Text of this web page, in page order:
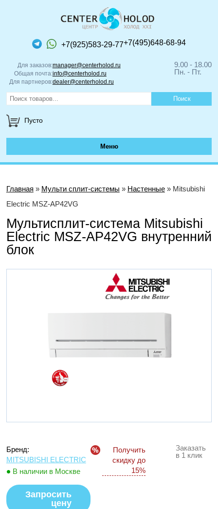
+7(925)583-29-77+7(495)648-68-94
Для заказов:manager@centerholod.ru
Общая почта:info@centerholod.ru
Для партнеров:dealer@centerholod.ru
9.00 - 18.00
Пн. - Пт.
Пусто
Меню
Главная » Мульти сплит-системы » Настенные» Mitsubishi
Electric MSZ-AP42VG
Мультисплит-система Mitsubishi
Electric MSZ-AP42VG внутренний
блок
Бренд:
MITSUBISHI ELECTRIC
В наличии в Москве
Запросить
цену
Получить
скидку до
15%
Заказать
в 1 клик